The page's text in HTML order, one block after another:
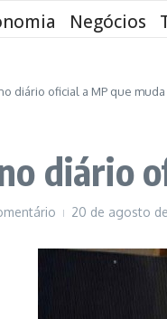
Negócios
diário oficial a MP que
diário
20 de agosto